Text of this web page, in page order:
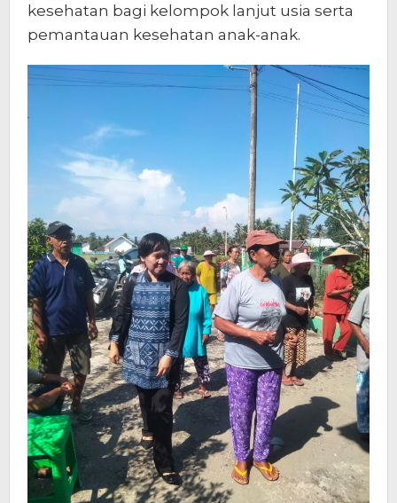
kesehatan bagi kelompok lanjut usia serta
pemantauan kesehatan anak-anak.